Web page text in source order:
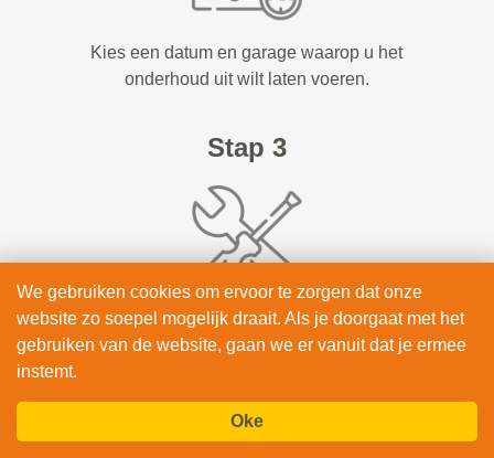
Kies een datum en garage waarop u het
onderhoud uit wilt laten voeren.
Stap 3
Uw auto is in goede handen bij een van onze
erkende garages bij u in de buurt.
BEKIJK & BOEK
We gebruiken cookies om ervoor te zorgen dat onze
website zo soepel mogelijk draait. Als je doorgaat met het
gebruiken van de website, gaan we er vanuit dat je ermee
instemt.
Oke